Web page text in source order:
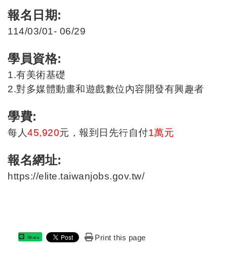
報名日期:
114/03/01- 06/29
學員資格:
1.有美術基礎
2.對多媒體動畫和遊戲數位內容開發有興趣者
學費:
每人45,920元，報到日先行自付1萬元
報名網址:
https://elite.taiwanjobs.gov.tw/
Share Print this page